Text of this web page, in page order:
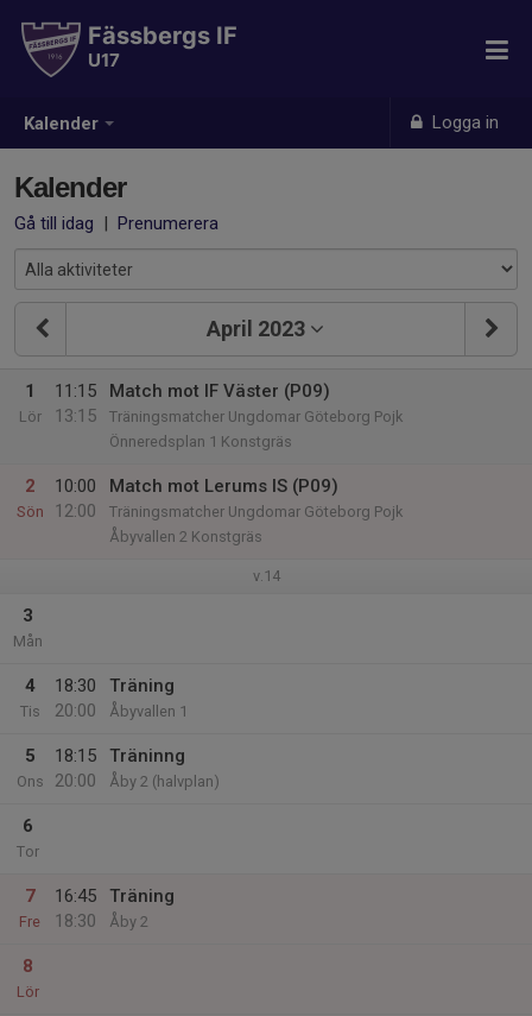
Kalender Logga in
Fässbergs IF
U17
Kalender
Gå till idag | Prenumerera
April 2023
1
Lör
11:15
13:15
Match mot IF Väster (P09)
Träningsmatcher Ungdomar Göteborg Pojk
Önneredsplan 1 Konstgräs
2
Sön
10:00
12:00
Match mot Lerums IS (P09)
Träningsmatcher Ungdomar Göteborg Pojk
Åbyvallen 2 Konstgräs
v.14
3
Mån
4
Tis
18:30
20:00
Träning
Åbyvallen 1
5
Ons
18:15
20:00
Träninng
Åby 2 (halvplan)
6
Tor
7
Fre
16:45
18:30
Träning
Åby 2
8
Lör